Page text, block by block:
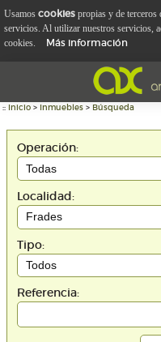
:: Inicio > Inmuebles > Búsqueda
Operación:
Localidad:
Tipo:
Referencia:
Usamos cookies propias y de terceros
servicios. Al utilizar nuestros servicios,
cookies.
Más información